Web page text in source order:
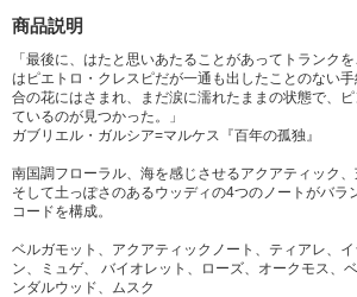
商品説明
「最後に、はたと思いあたることがあってトランク
はピエトロ・クレスピだが一通も出したことのない
合の花にはさまれ、まだ涙に濡れたままの状態で、
ているのが見つかった。」
ガブリエル・ガルシア=マルケス『百年の孤独』
南国調フローラル、海を感じさせるアクアティック、
そして土っぽさのあるウッディの4つのノートがバラ
コードを構成。
ベルガモット、アクアティックノート、ティアレ、イ
ン、ミュゲ、 バイオレット、ローズ、オークモス、
ンダルウッド、ムスク